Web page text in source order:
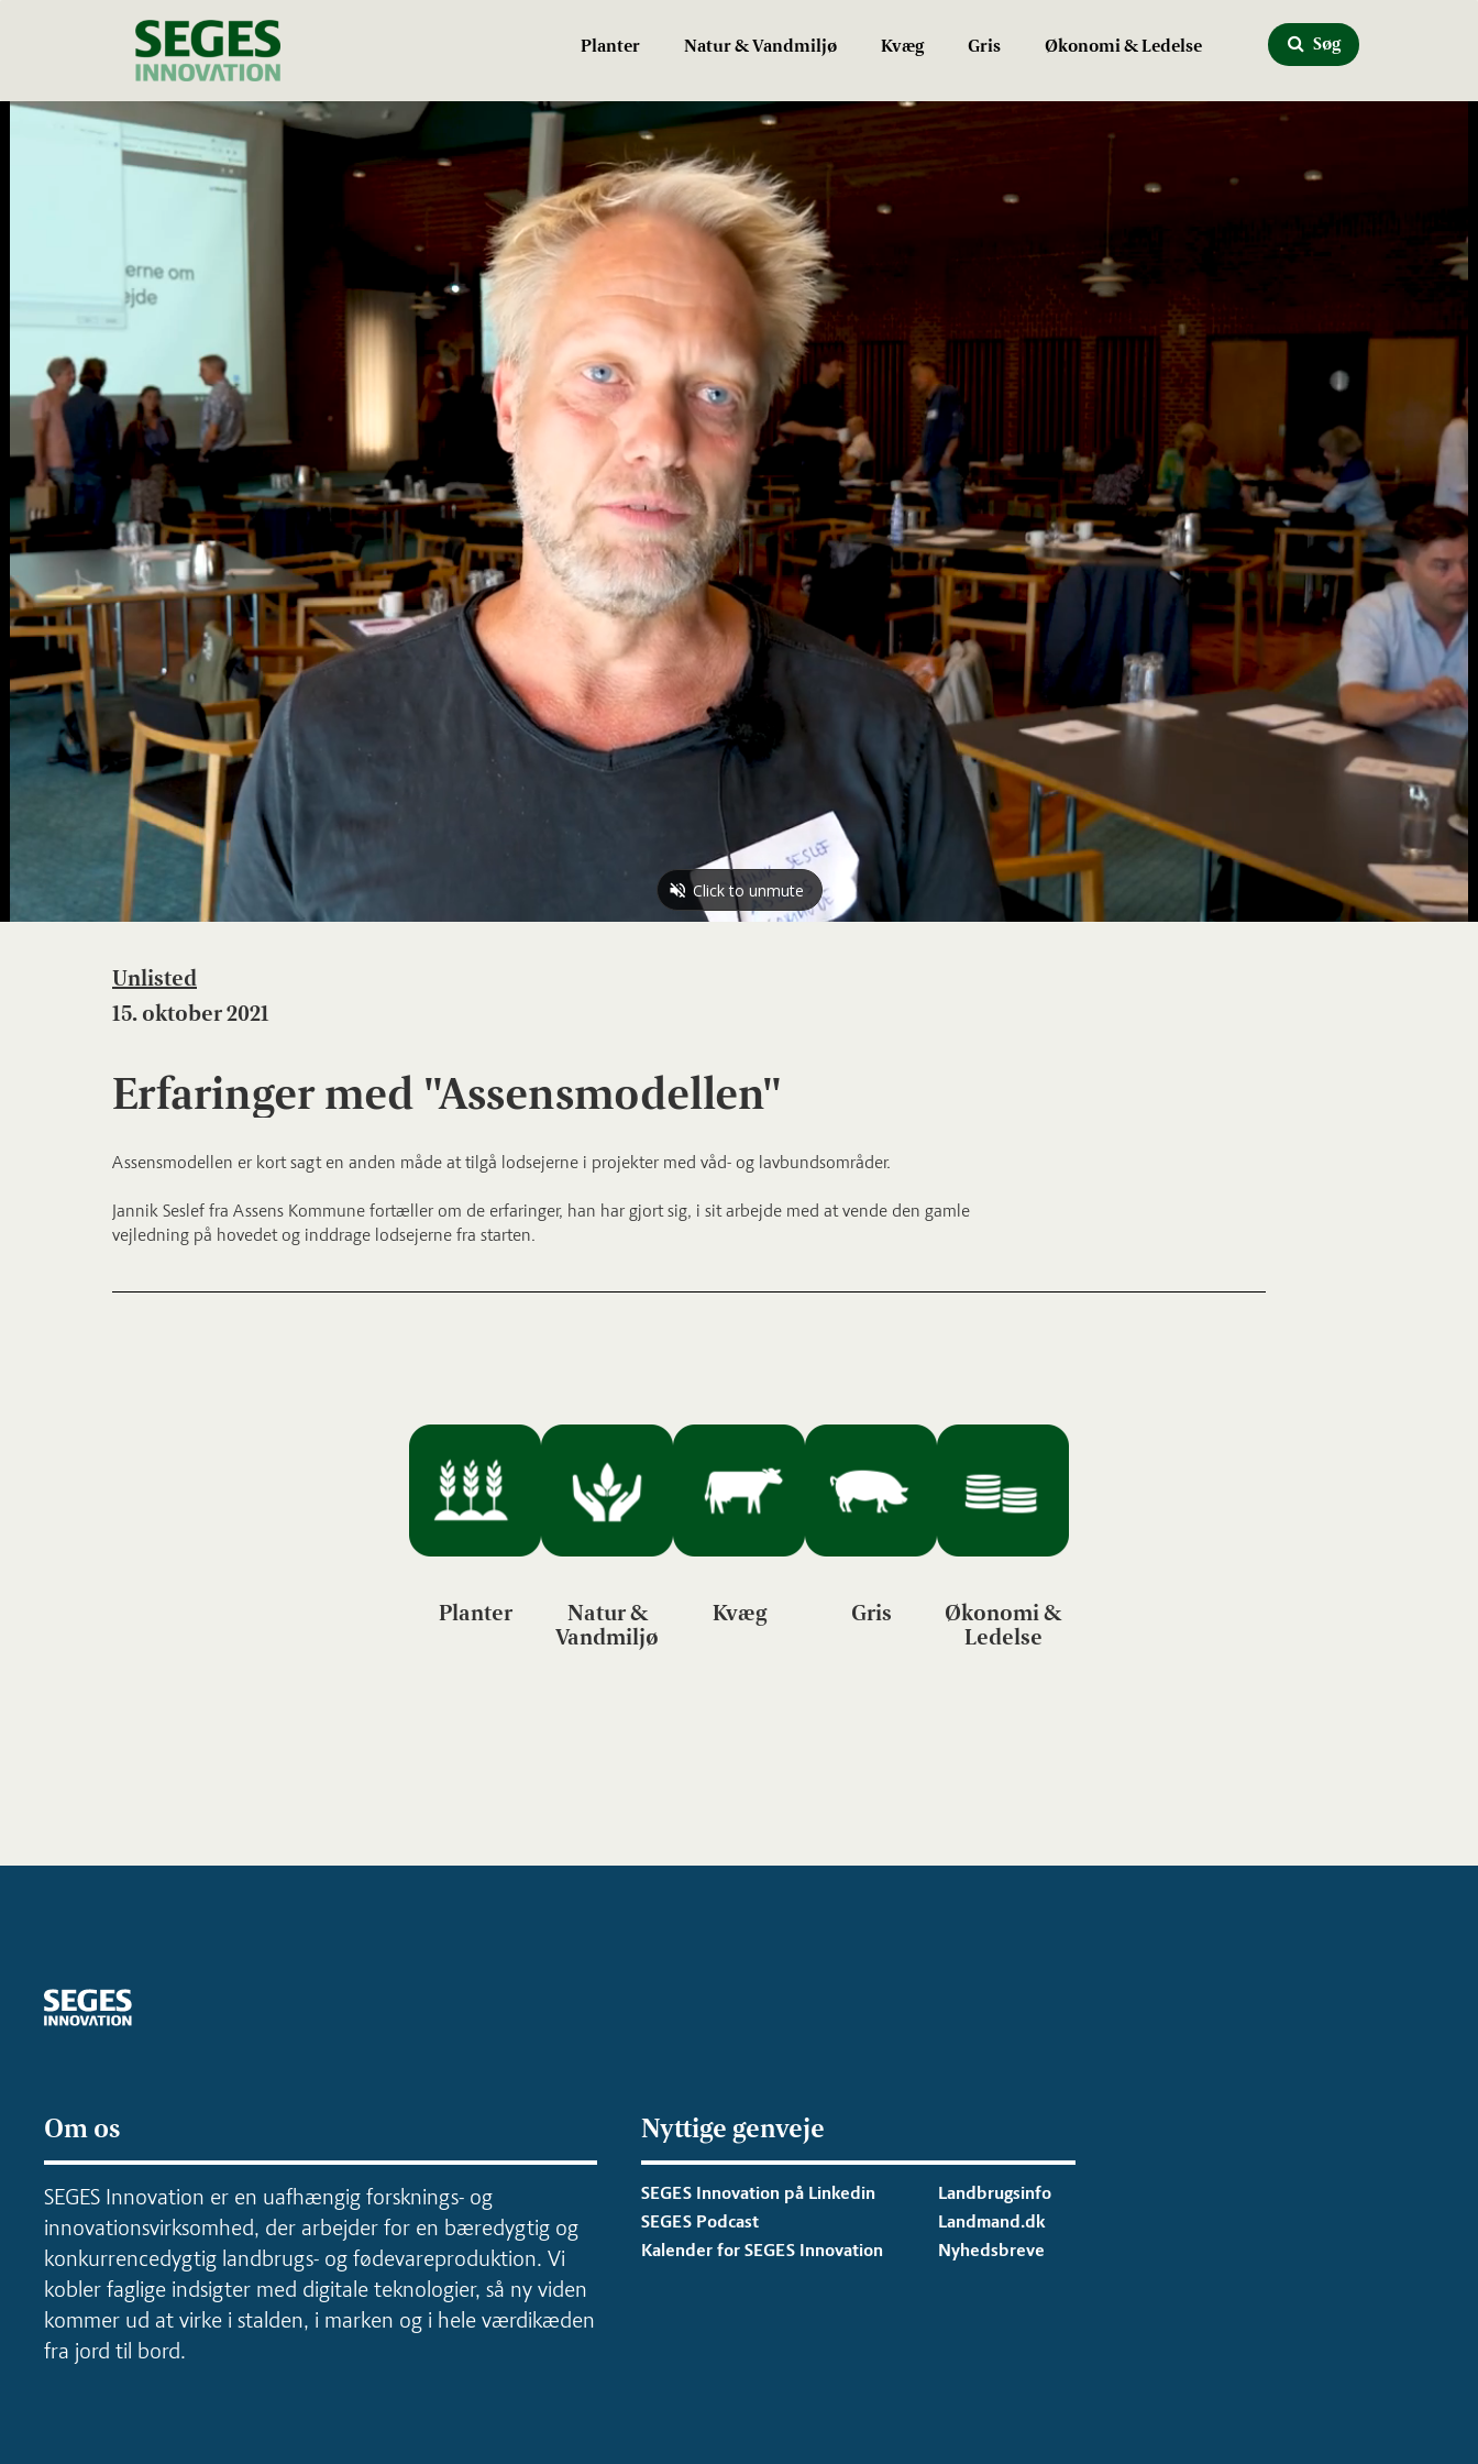
Planter Natur & Vandmiljø Kvæg Gris Økonomi & Ledelse Søg
Unlisted
15. oktober 2021
Erfaringer med "Assensmodellen"
Assensmodellen er kort sagt en anden måde at tilgå lodsejerne i projekter med våd- og lavbundsområder.
Jannik Seslef fra Assens Kommune fortæller om de erfaringer, han har gjort sig, i sit arbejde med at vende den gamle
vejledning på hovedet og inddrage lodsejerne fra starten.
Planter
Natur &
Vandmiljø
Kvæg Gris
Økonomi &
Ledelse
Om os
SEGES Innovation er en uafhængig forsknings- og
innovationsvirksomhed, der arbejder for en bæredygtig og
konkurrencedygtig landbrugs- og fødevareproduktion. Vi
kobler faglige indsigter med digitale teknologier, så ny viden
kommer ud at virke i stalden, i marken og i hele værdikæden
fra jord til bord.
Nyttige genveje
SEGES Innovation på Linkedin
SEGES Podcast
Kalender for SEGES Innovation
Landbrugsinfo
Landmand.dk
Nyhedsbreve